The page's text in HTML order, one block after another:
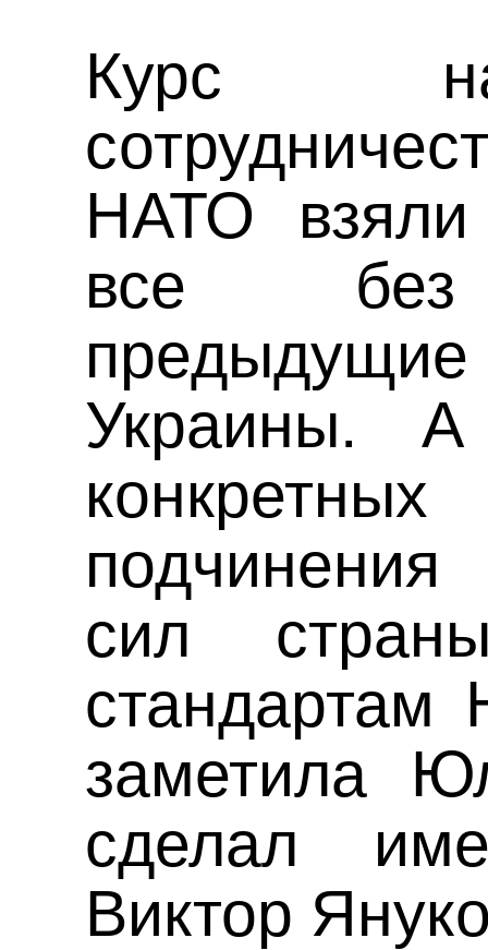
Курс
НАТО
все без
Украины.
сил
стандартам
заметила
сделал
Виктор